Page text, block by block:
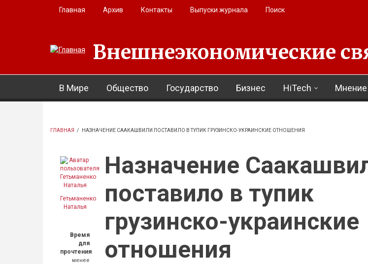
Перейти к основному содержанию
Главная Архив Контакты Выпуски журнала Поиск
Внешнеэкономические
В Мире Общество Государство Бизнес HiTech Мнение
ГЛАВНАЯ / НАЗНАЧЕНИЕ СААКАШВИЛИ ПОСТАВИЛО В ТУПИК ГРУЗИНСКО-УКРАИНСКИЕ ОТНОШЕНИЯ
Гетьманенко
Наталья
Время
для
прочтения
менее
Назначение
поставило в тупик
грузинско-украинские
отношения